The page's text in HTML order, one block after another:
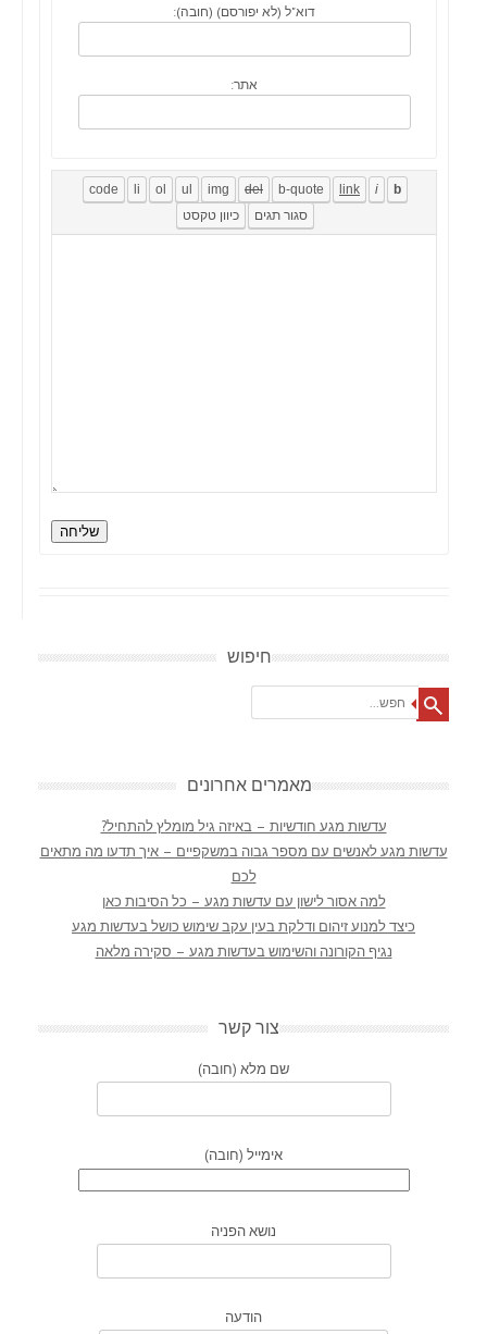
דוא"ל (לא יפורסם) (חובה):
אתר:
שליחה
חיפוש
מאמרים אחרונים
עדשות מגע חודשיות – באיזה גיל מומלץ להתחיל?
עדשות מגע לאנשים עם מספר גבוה במשקפיים – איך תדעו מה מתאים
לכם
למה אסור לישון עם עדשות מגע – כל הסיבות כאן
כיצד למנוע זיהום ודלקת בעין עקב שימוש כושל בעדשות מגע
נגיף הקורונה והשימוש בעדשות מגע – סקירה מלאה
צור קשר
שם מלא (חובה)
אימייל (חובה)
נושא הפניה
הודעה